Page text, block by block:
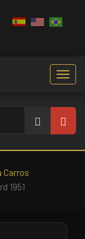
Carros
1951